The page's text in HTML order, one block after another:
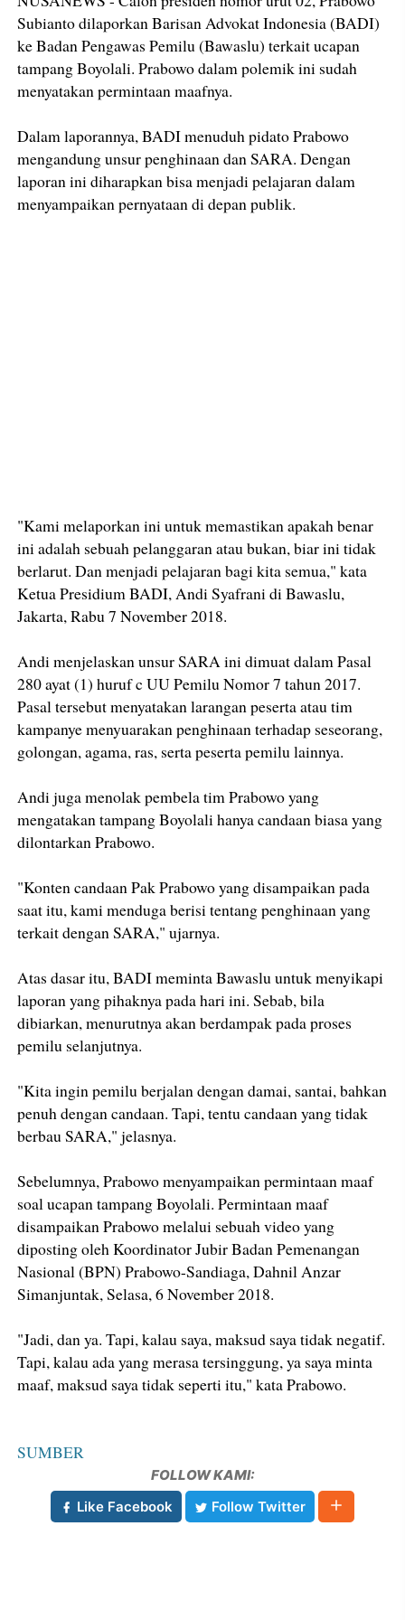
Subianto dilaporkan Barisan Advokat Indonesia (BADI)
ke Badan Pengawas Pemilu (Bawaslu) terkait ucapan
tampang Boyolali. Prabowo dalam polemik ini sudah
menyatakan permintaan maafnya.
Dalam laporannya, BADI menuduh pidato Prabowo
mengandung unsur penghinaan dan SARA. Dengan
laporan ini diharapkan bisa menjadi pelajaran dalam
menyampaikan pernyataan di depan publik.
"Kami melaporkan ini untuk memastikan apakah benar
ini adalah sebuah pelanggaran atau bukan, biar ini tidak
berlarut. Dan menjadi pelajaran bagi kita semua," kata
Ketua Presidium BADI, Andi Syafrani di Bawaslu,
Jakarta, Rabu 7 November 2018.
Andi menjelaskan unsur SARA ini dimuat dalam Pasal
280 ayat (1) huruf c UU Pemilu Nomor 7 tahun 2017.
Pasal tersebut menyatakan larangan peserta atau tim
kampanye menyuarakan penghinaan terhadap seseorang,
golongan, agama, ras, serta peserta pemilu lainnya.
Andi juga menolak pembela tim Prabowo yang
mengatakan tampang Boyolali hanya candaan biasa yang
dilontarkan Prabowo.
"Konten candaan Pak Prabowo yang disampaikan pada
saat itu, kami menduga berisi tentang penghinaan yang
terkait dengan SARA," ujarnya.
Atas dasar itu, BADI meminta Bawaslu untuk menyikapi
laporan yang pihaknya pada hari ini. Sebab, bila
dibiarkan, menurutnya akan berdampak pada proses
pemilu selanjutnya.
"Kita ingin pemilu berjalan dengan damai, santai, bahkan
penuh dengan candaan. Tapi, tentu candaan yang tidak
berbau SARA," jelasnya.
Sebelumnya, Prabowo menyampaikan permintaan maaf
soal ucapan tampang Boyolali. Permintaan maaf
disampaikan Prabowo melalui sebuah video yang
diposting oleh Koordinator Jubir Badan Pemenangan
Nasional (BPN) Prabowo-Sandiaga, Dahnil Anzar
Simanjuntak, Selasa, 6 November 2018.
"Jadi, dan ya. Tapi, kalau saya, maksud saya tidak negatif.
Tapi, kalau ada yang merasa tersinggung, ya saya minta
maaf, maksud saya tidak seperti itu," kata Prabowo.
SUMBER
FOLLOW KAMI:
Like Facebook
Follow Twitter